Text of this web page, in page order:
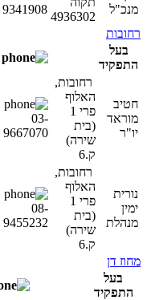
מנכ"ל
4936302
9341908
רחובות
בעל
התפקיד
חטיב
מוראד
יו"ר
רחובות,
האלוף
פרי 1
(בית
שירה)
ק.6
03-
9667070
נורית
ימין
מנהלת
רחובות,
האלוף
פרי 1
(בית
שירה)
ק.6
08-
9455232
מחוז דן
בעל
התפקיד